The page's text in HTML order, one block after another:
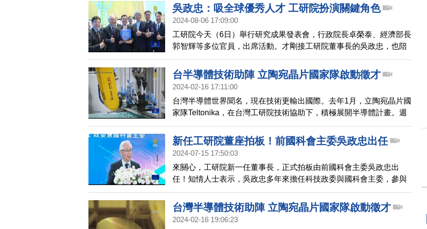
吳政忠：吸全球優秀人才 工研院扮演關鍵角色
2024-08-06 17:09:00
工研院今天（6日）舉行研究成果發表會，行政院長卓榮泰、經濟部長
郭智輝等多位官員，出席活動。才剛接工研院董事長的吳政忠，也陪
同參觀，見證台灣研發技術的豐厚實力。
台半導體技術助陣 立陶宛晶片國家隊啟動徵才
2024-02-16 17:11:00
台灣半導體世界聞名，現在技術更輸出國際。去年1月，立陶宛晶片國
家隊Teltonika，在台灣工研院技術協助下，積極展開半導體計畫。週
三（14日）Teltonika宣布，去年底已達成第一階段，未來幾個月，將
約聘20名專家，並在台灣提供訓練。
新任工研院董座拍板！前國科會主委吳政忠出任
2024-07-15 17:50:03
來關心，工研院新一任董事長，正式拍板由前國科會主委吳政忠出
任！知情人士表示，吳政忠多年來擔任科技政委與國科會主委，參與
政府的晶創計畫等科技計畫，在轉任工研院董事長後，可望結合產學
研資源，協助推動台灣的科技發展。值得注意的是，吳政忠在520卸
任不久，就接受美國智庫的邀請，前往矽谷出席關於美國晶片法案的
台灣半導體技術助陣 立陶宛晶片國家隊啟動徵才
2024-02-16 19:06:23